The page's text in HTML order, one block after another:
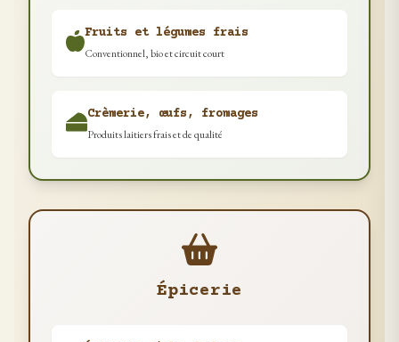
Fruits et légumes frais
Conventionnel, bio et circuit court
Crèmerie, œufs, fromages
Produits laitiers frais et de qualité
Épicerie